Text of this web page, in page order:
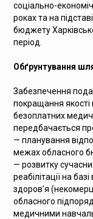
соціально-
роках та на
бюджету
період.
Обґрунтування
Забезпечення
покращання
безоплатних
передбачається
— планування
межах обласного
— розвитку
реабілітації на
здоров’я
обласного
медичними